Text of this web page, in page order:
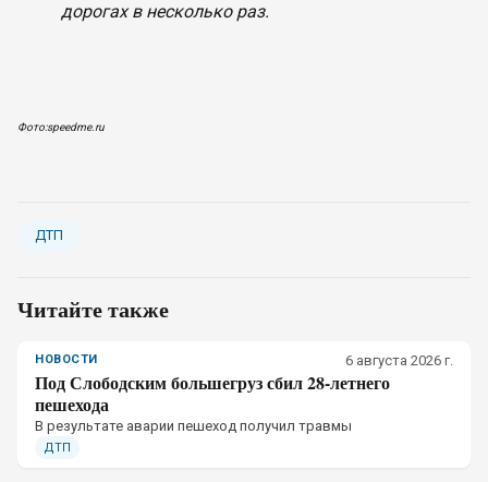
дорогах в несколько раз.
Фото:speedme.ru
ДТП
Читайте также
НОВОСТИ 6 августа 2026 г.
Под Слободским большегруз сбил 28-летнего
пешехода
В результате аварии пешеход получил травмы
ДТП